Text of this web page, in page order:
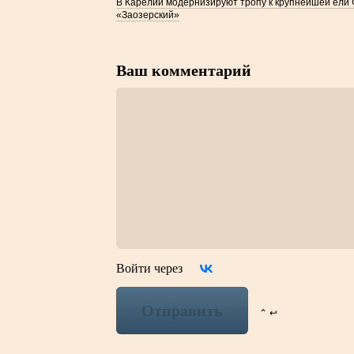
В Карелии модернизируют тропу к крупнейшей ели
«Заозерский»
Ваш комментарий
Войти через
Отправить ⌃ ↩